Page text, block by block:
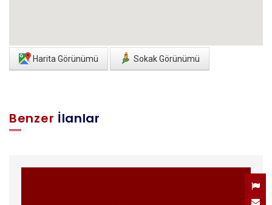
Harita Görünümü Sokak Görünümü
Benzer İlanlar